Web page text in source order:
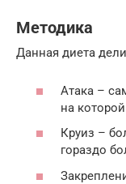
Методика
Данная диета
Атака –
на
Круиз –
гораздо